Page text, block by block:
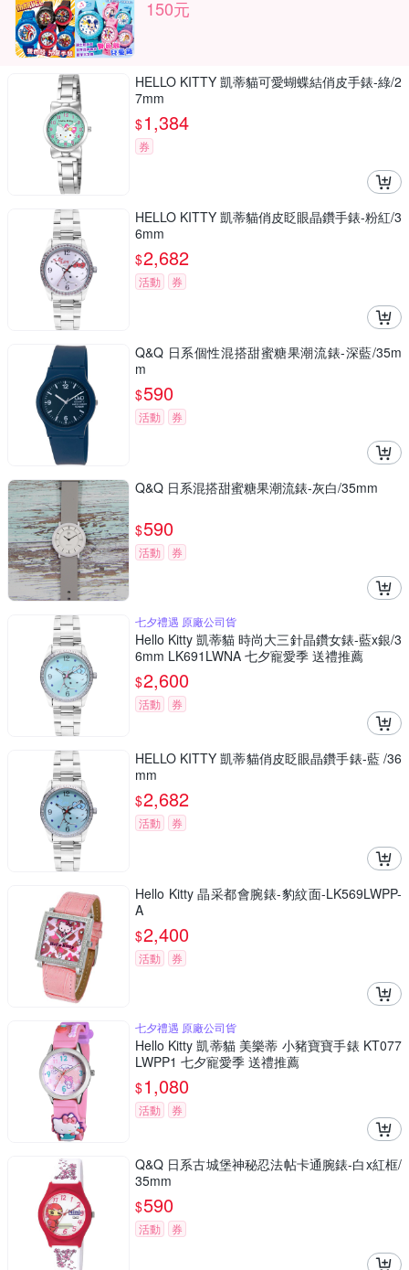
150元
HELLO KITTY 凱蒂貓可愛蝴蝶結俏皮手錶-綠/2
7mm
$1,384
券
HELLO KITTY 凱蒂貓俏皮眨眼晶鑽手錶-粉紅/3
6mm
$2,682
活動 券
Q&Q 日系個性混搭甜蜜糖果潮流錶-深藍/35m
m
$590
活動 券
Q&Q 日系混搭甜蜜糖果潮流錶-灰白/35mm
$590
活動 券
七夕禮遇 原廠公司貨
Hello Kitty 凱蒂貓 時尚大三針晶鑽女錶-藍x銀/3
6mm LK691LWNA 七夕寵愛季 送禮推薦
$2,600
活動 券
HELLO KITTY 凱蒂貓俏皮眨眼晶鑽手錶-藍 /36
mm
$2,682
活動 券
Hello Kitty 晶采都會腕錶-豹紋面-LK569LWPP-
A
$2,400
活動 券
七夕禮遇 原廠公司貨
Hello Kitty 凱蒂貓 美樂蒂 小豬寶寶手錶 KT077
LWPP1 七夕寵愛季 送禮推薦
$1,080
活動 券
Q&Q 日系古城堡神秘忍法帖卡通腕錶-白x紅框/
35mm
$590
活動 券